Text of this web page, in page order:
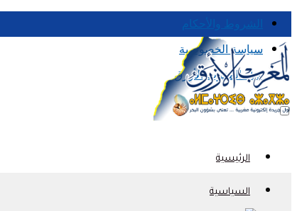
الشروط والأحكام
سياسة الخصوصية
قناة المغرب الأزرق
الرئيسية
السياسية